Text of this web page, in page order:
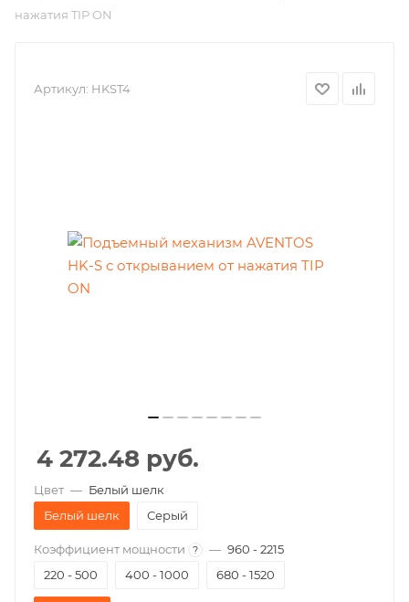
нажатия TIP ON
Артикул: HKST4
4 272.48 руб.
Цвет — Белый шелк
Белый шелк
Серый
Коэффициент мощности ? — 960 - 2215
220 - 500
400 - 1000 680 - 1520